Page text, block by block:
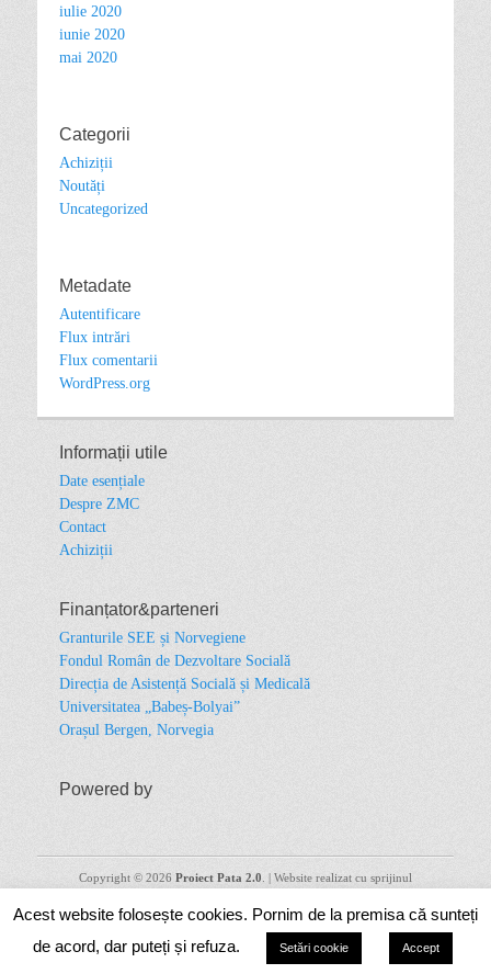
iulie 2020
iunie 2020
mai 2020
Categorii
Achiziții
Noutăți
Uncategorized
Metadate
Autentificare
Flux intrări
Flux comentarii
WordPress.org
Informații utile
Date esențiale
Despre ZMC
Contact
Achiziții
Finanțator&parteneri
Granturile SEE și Norvegiene
Fondul Român de Dezvoltare Socială
Direcția de Asistență Socială și Medicală
Universitatea „Babeș-Bolyai”
Orașul Bergen, Norvegia
Powered by
Copyright © 2026 Proiect Pata 2.0 . | Website realizat cu sprijinul
acestuia (text, fotografii, video) nu reflectă opinia oficială a Operatorului
de Program, a Punctului Național de Contact sau a Oficiului
Mecanismului Financiar. Informațiile și opiniile exprimate reprezintă
responsabilitatea exclusivă a autorului/autorilor. Pentru informaţii oficiale
Acest website folosește cookies. Pornim de la premisa că sunteți
de acord, dar puteți și refuza.
Setări cookie Accept